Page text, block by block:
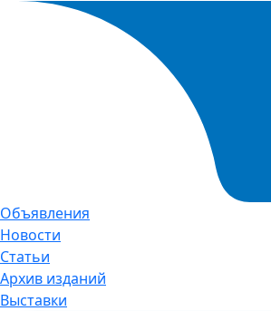
Объявления
Новости
Статьи
Архив изданий
Выставки